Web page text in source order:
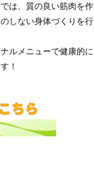
は、質の良い筋肉を作
しない身体づくりを行
ルメニューで健康的に
！